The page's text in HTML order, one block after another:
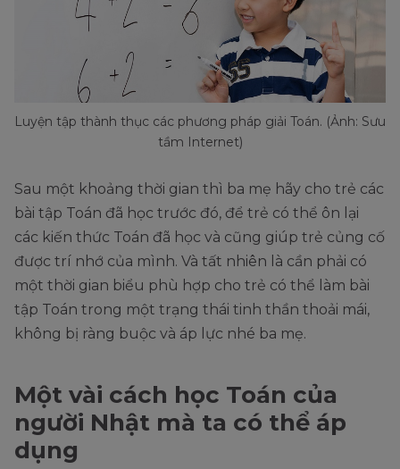
Luyện tập thành thục các phương pháp giải Toán. (Ảnh: Sưu
tầm Internet)
Sau một khoảng thời gian thì ba mẹ hãy cho trẻ các
bài tập Toán đã học trước đó, để trẻ có thể ôn lại
các kiến thức Toán đã học và cũng giúp trẻ củng cố
được trí nhớ của mình. Và tất nhiên là cần phải có
một thời gian biểu phù hợp cho trẻ có thể làm bài
tập Toán trong một trạng thái tinh thần thoải mái,
không bị ràng buộc và áp lực nhé ba mẹ.
Một vài cách học Toán của
người Nhật mà ta có thể áp
dụng